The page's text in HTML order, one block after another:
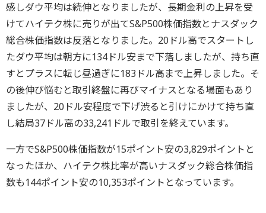
感しダウ平均は続伸となりましたが、長期金利の上昇を受
けてハイテク株に売りが出てS&P500株価指数とナスダック
総合株価指数は反落となりました。20ドル高でスタートし
たダウ平均は朝方に134ドル安まで下落しましたが、持ち直
すとプラスに転じ昼過ぎに183ドル高まで上昇しました。そ
の後伸び悩むと取引終盤に再びマイナスとなる場面もあり
ましたが、20ドル安程度で下げ渋ると引けにかけて持ち直
し結局37ドル高の33,241ドルで取引を終えています。
一方でS&P500株価指数が15ポイント安の3,829ポイントと
なったほか、ハイテク株比率が高いナスダック総合株価指
数も144ポイント安の10,353ポイントとなっています。